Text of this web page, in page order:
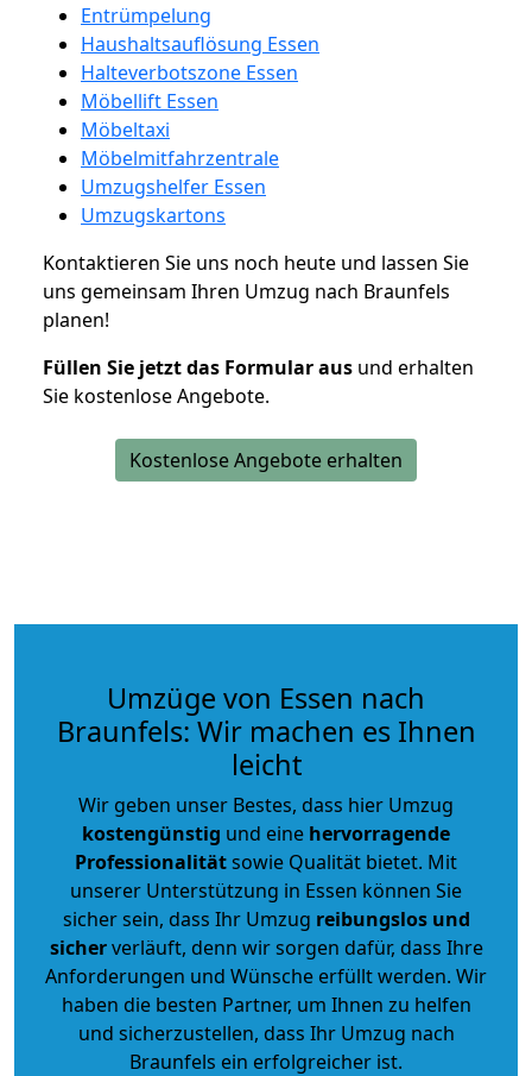
Entrümpelung
Haushaltsauflösung Essen
Halteverbotszone Essen
Möbellift Essen
Möbeltaxi
Möbelmitfahrzentrale
Umzugshelfer Essen
Umzugskartons
Kontaktieren Sie uns noch heute und lassen Sie
uns gemeinsam Ihren Umzug nach Braunfels
planen!
Füllen Sie jetzt das Formular aus und erhalten
Sie kostenlose Angebote.
Kostenlose Angebote erhalten
Umzüge von Essen nach
Braunfels: Wir machen es Ihnen
leicht
Wir geben unser Bestes, dass hier Umzug
kostengünstig und eine hervorragende
Professionalitätsowie Qualität bietet. Mit
unserer Unterstützung in Essen können Sie
sicher sein, dass Ihr Umzug reibungslos und
sicherverläuft, denn wir sorgen dafür, dass Ihre
Anforderungen und Wünsche erfüllt werden. Wir
haben die besten Partner, um Ihnen zu helfen
und sicherzustellen, dass Ihr Umzug nach
Braunfels ein erfolgreicher ist.